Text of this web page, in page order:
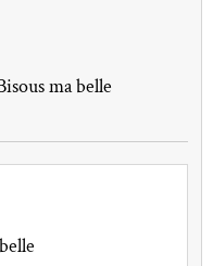
ma belle